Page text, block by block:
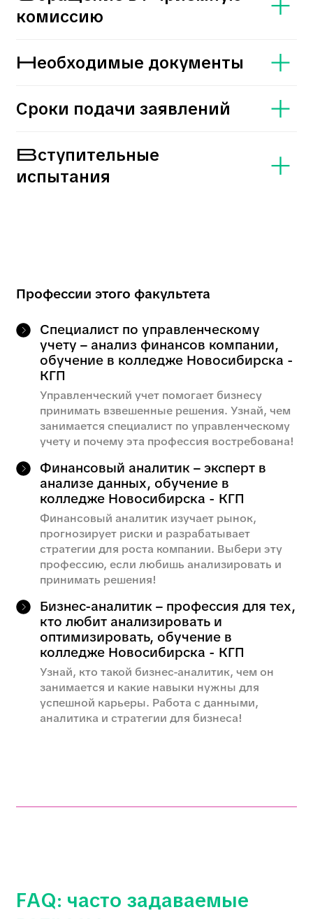
Можно ли поступить после 9
Какие предметы нужно сдавать
Есть ли возможность обучения на